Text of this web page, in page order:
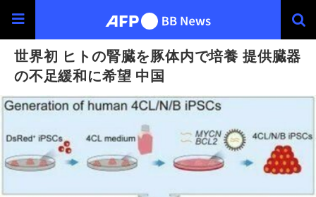
世界初 ヒトの腎臓を豚体内で培養 提供臓器
の不足緩和に希望 中国